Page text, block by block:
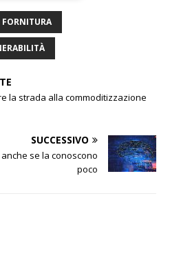
FORNITURA
la strada alla commoditizzazione
SUCCESSIVO
anche se la conoscono
poco